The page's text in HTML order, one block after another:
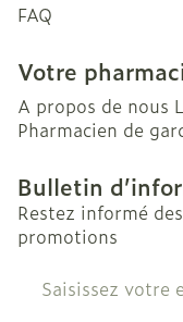
FAQ
Votre
A propos de nous
Pharmacien de
Bulletin
Restez informé
promotions
Adresse mail